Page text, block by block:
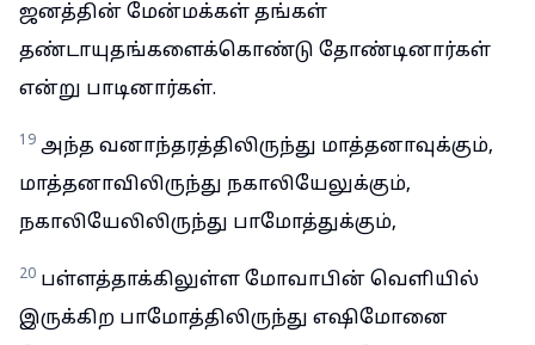
ஜனத்தின் மேன்மக்கள் தங்கள்
தண்டாயுதங்களைக்கொண்டு தோண்டினார்கள்
என்று பாடினார்கள்.
19 அந்த வனாந்தரத்திலிருந்து மாத்தனாவுக்கும்,
மாத்தனாவிலிருந்து நகாலியேலுக்கும்,
நகாலியேலிலிருந்து பாமோத்துக்கும்,
20 பள்ளத்தாக்கிலுள்ள மோவாபின் வெளியில்
இருக்கிற பாமோத்திலிருந்து எஷிமோனை